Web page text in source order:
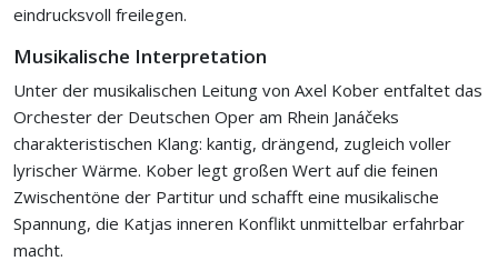
eindrucksvoll freilegen.
Musikalische Interpretation
Unter der musikalischen Leitung von Axel Kober entfaltet das
Orchester der Deutschen Oper am Rhein Janáčeks
charakteristischen Klang: kantig, drängend, zugleich voller
lyrischer Wärme. Kober legt großen Wert auf die feinen
Zwischentöne der Partitur und schafft eine musikalische
Spannung, die Katjas inneren Konflikt unmittelbar erfahrbar
macht.